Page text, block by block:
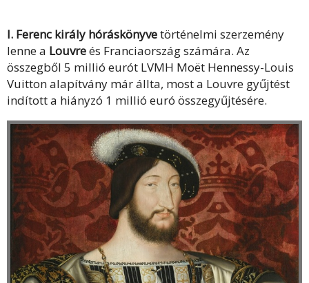
I. Ferenc király hóráskönyvetörténelmi szerzemény
lenne a Louvreés Franciaország számára. Az
összegből 5 millió eurót LVMH Moët Hennessy-Louis
Vuitton alapítvány már állta, most a Louvre gyűjtést
indított a hiányzó 1 millió euró összegyűjtésére.